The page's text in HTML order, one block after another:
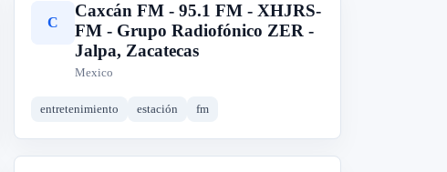
C
Caxcán FM - 95.1 FM - XHJRS-
FM - Grupo Radiofónico ZER -
Jalpa, Zacatecas
Mexico
entretenimiento estación fm